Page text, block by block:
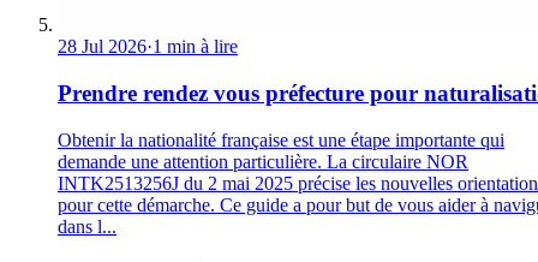
28 Jul 2026·1 min à lire
Prendre rendez vous préfecture pour
Obtenir la nationalité française est une étape importante qui
demande une attention particulière. La circulaire NOR
INTK2513256J du 2 mai 2025 précise les nouvelles
pour cette démarche. Ce guide a pour but de vous aider à
dans l...